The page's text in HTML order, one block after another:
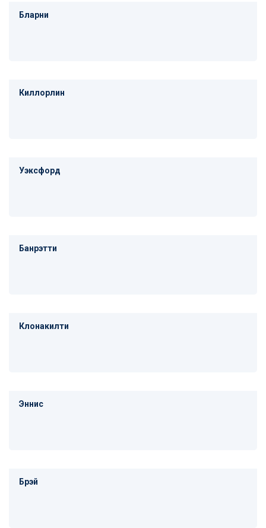
Бларни
Киллорлин
Уэксфорд
Банрэтти
Клонакилти
Эннис
Брэй